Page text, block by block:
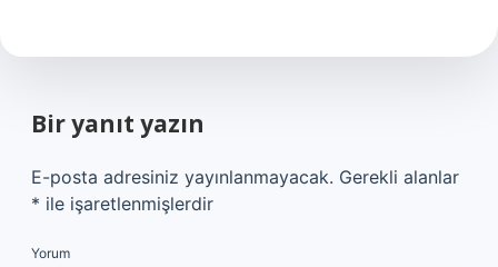
Bir yanıt yazın
E-posta adresiniz yayınlanmayacak. Gerekli alanlar
* ile işaretlenmişlerdir
Yorum